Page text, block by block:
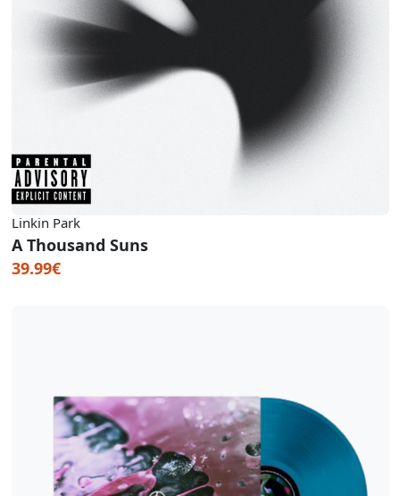
Linkin Park
A Thousand Suns
39.99€